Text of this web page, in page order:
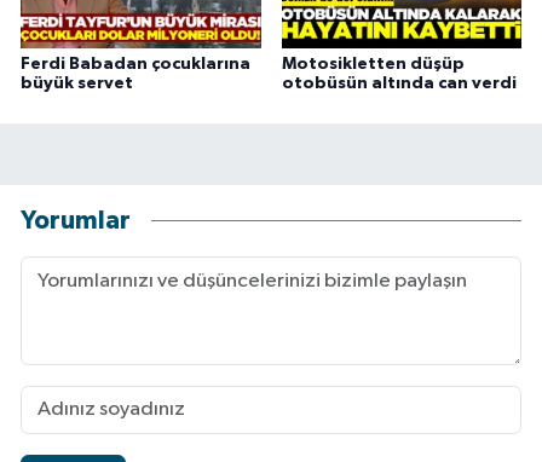
Ferdi Babadan çocuklarına
büyük servet
Motosikletten düşüp
otobüsün altında can verdi
Yorumlar